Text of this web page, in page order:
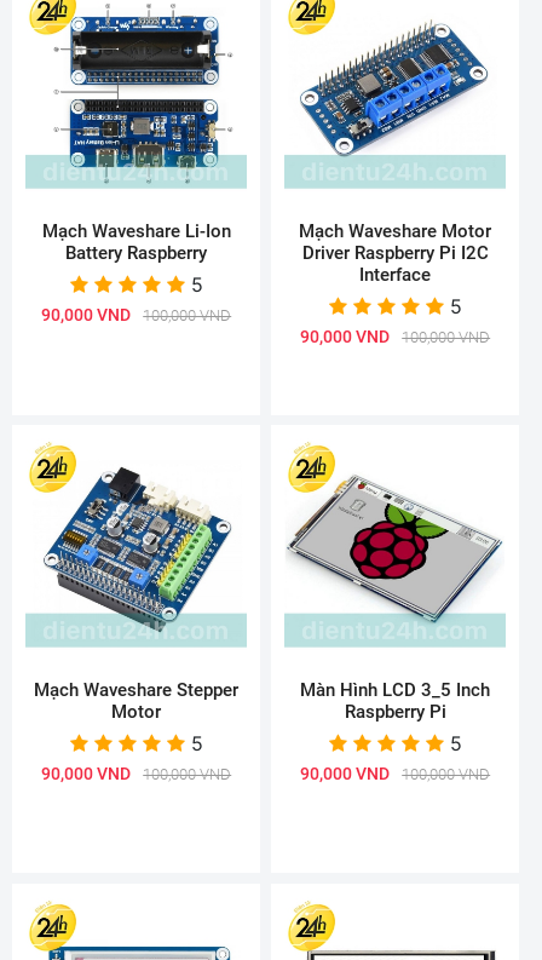
Mạch Waveshare Li-Ion
Battery Raspberry
5
90,000 VND 100,000 VND
Mạch Waveshare Motor
Driver Raspberry Pi I2C
Interface
5
90,000 VND 100,000 VND
Mạch Waveshare Stepper
Motor
5
90,000 VND 100,000 VND
Màn Hình LCD 3_5 Inch
Raspberry Pi
5
90,000 VND 100,000 VND